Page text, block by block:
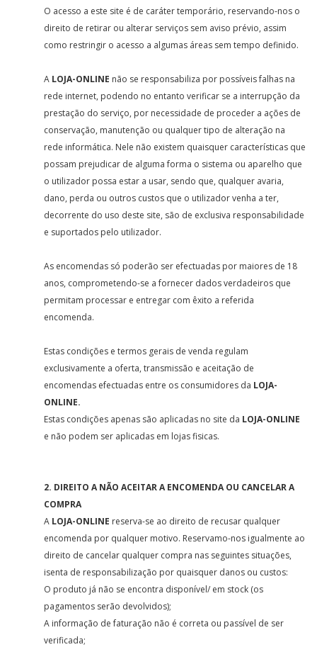
O acesso a este site é de caráter temporário, reservando-nos o
direito de retirar ou alterar serviços sem aviso prévio, assim
como restringir o acesso a algumas áreas sem tempo definido.
A LOJA-ONLINE não se responsabiliza por possíveis falhas na
rede internet, podendo no entanto verificar se a interrupção da
prestação do serviço, por necessidade de proceder a ações de
conservação, manutenção ou qualquer tipo de alteração na
rede informática. Nele não existem quaisquer características que
possam prejudicar de alguma forma o sistema ou aparelho que
o utilizador possa estar a usar, sendo que, qualquer avaria,
dano, perda ou outros custos que o utilizador venha a ter,
decorrente do uso deste site, são de exclusiva responsabilidade
e suportados pelo utilizador.
As encomendas só poderão ser efectuadas por maiores de 18
anos, comprometendo-se a fornecer dados verdadeiros que
permitam processar e entregar com êxito a referida
encomenda.
Estas condições e termos gerais de venda regulam
exclusivamente a oferta, transmissão e aceitação de
encomendas efectuadas entre os consumidores da LOJA-
ONLINE.
Estas condições apenas são aplicadas no site da LOJA-ONLINE
e não podem ser aplicadas em lojas fisicas.
2. DIREITO A NÃO ACEITAR A ENCOMENDA OU CANCELAR A
COMPRA
A LOJA-ONLINE reserva-se ao direito de recusar qualquer
encomenda por qualquer motivo. Reservamo-nos igualmente ao
direito de cancelar qualquer compra nas seguintes situações,
isenta de responsabilização por quaisquer danos ou custos:
O produto já não se encontra disponível/ em stock (os
pagamentos serão devolvidos);
A informação de faturação não é correta ou passível de ser
verificada;